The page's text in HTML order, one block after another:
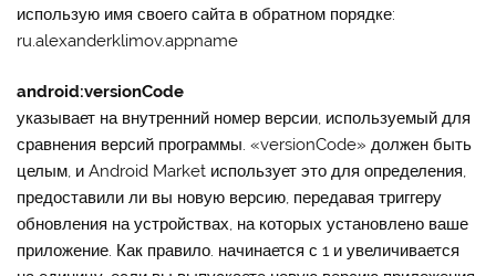
использую имя своего сайта в обратном порядке:
ru.alexanderklimov.appname
android:versionCode
указывает на внутренний номер версии, используемый для
сравнения версий программы. «versionCode» должен быть
целым, и Android Market использует это для определения,
предоставили ли вы новую версию, передавая триггеру
обновления на устройствах, на которых установлено ваше
приложение. Как правило. начинается с 1 и увеличивается